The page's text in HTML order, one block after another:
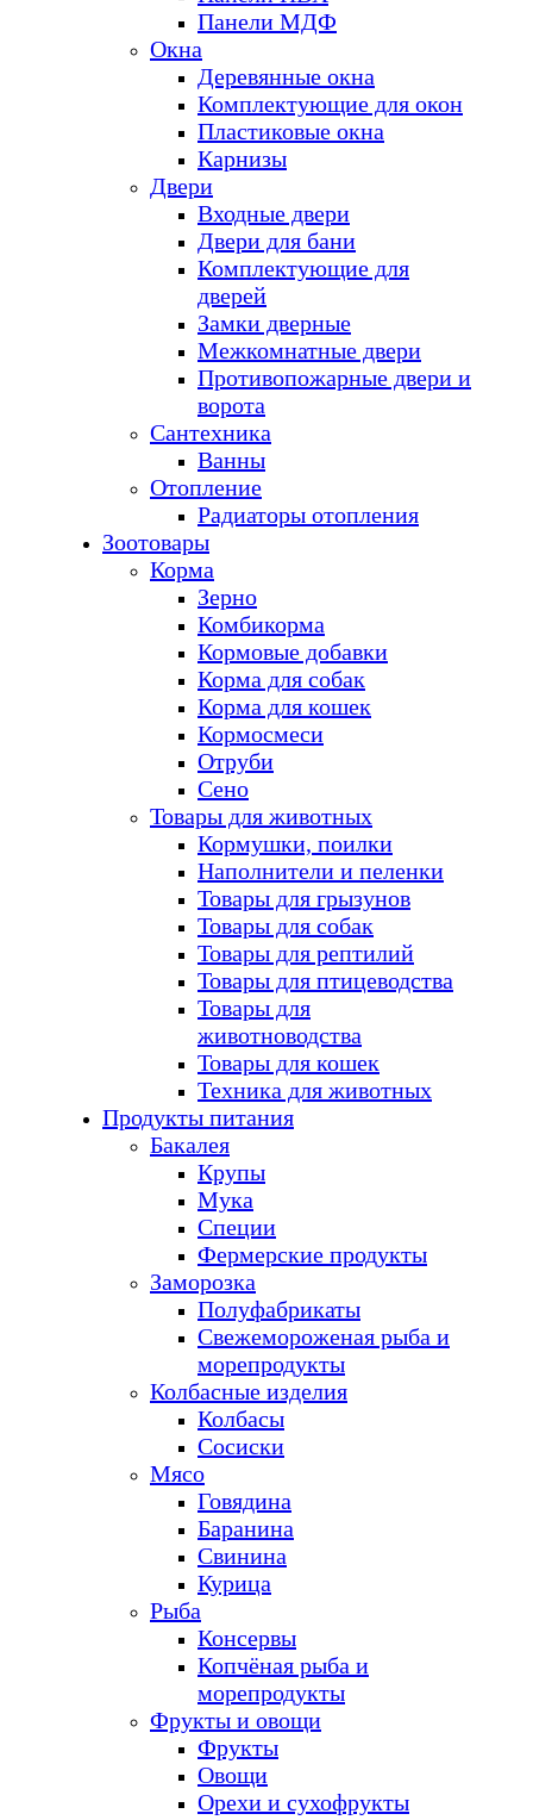
Панели МДФ
Окна
Деревянные окна
Комплектующие для окон
Пластиковые окна
Карнизы
Двери
Входные двери
Двери для бани
Комплектующие для
дверей
Замки дверные
Межкомнатные двери
Противопожарные двери и
ворота
Сантехника
Ванны
Отопление
Радиаторы отопления
Зоотовары
Корма
Зерно
Комбикорма
Кормовые добавки
Корма для собак
Корма для кошек
Кормосмеси
Отруби
Сено
Товары для животных
Кормушки, поилки
Наполнители и пеленки
Товары для грызунов
Товары для собак
Товары для рептилий
Товары для птицеводства
Товары для
животноводства
Товары для кошек
Техника для животных
Продукты питания
Бакалея
Крупы
Мука
Специи
Фермерские продукты
Заморозка
Полуфабрикаты
Свежемороженая рыба и
морепродукты
Колбасные изделия
Колбасы
Сосиски
Мясо
Говядина
Баранина
Свинина
Курица
Рыба
Консервы
Копчёная рыба и
морепродукты
Фрукты и овощи
Фрукты
Овощи
Орехи и сухофрукты